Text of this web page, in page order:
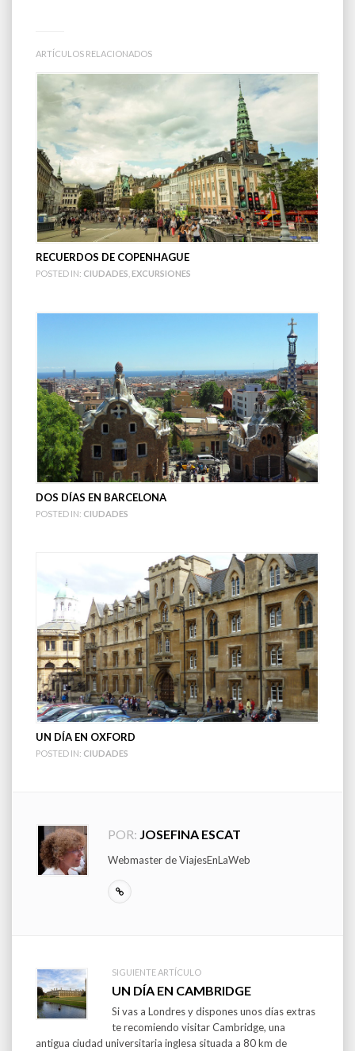
ARTÍCULOS RELACIONADOS
RECUERDOS DE COPENHAGUE
POSTED IN: CIUDADES EXCURSIONES
DOS DÍAS EN BARCELONA
POSTED IN: CIUDADES
UN DÍA EN OXFORD
POSTED IN: CIUDADES
POR: JOSEFINA ESCAT
Webmaster de ViajesEnLaWeb
Post
navigation
SIGUIENTE ARTÍCULO
UN DÍA EN CAMBRIDGE
Si vas a Londres y dispones unos días extras
te recomiendo visitar Cambridge, una
antigua ciudad universitaria inglesa situada a 80 km de